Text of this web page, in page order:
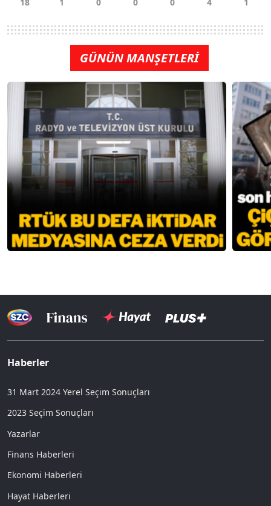
GÜNÜN MANŞETLERİ
Haberler
31 Mart 2024 Yerel Seçim Sonuçları
2023 Seçim Sonuçları
Yazarlar
Finans Haberleri
Ekonomi Haberleri
Hayat Haberleri